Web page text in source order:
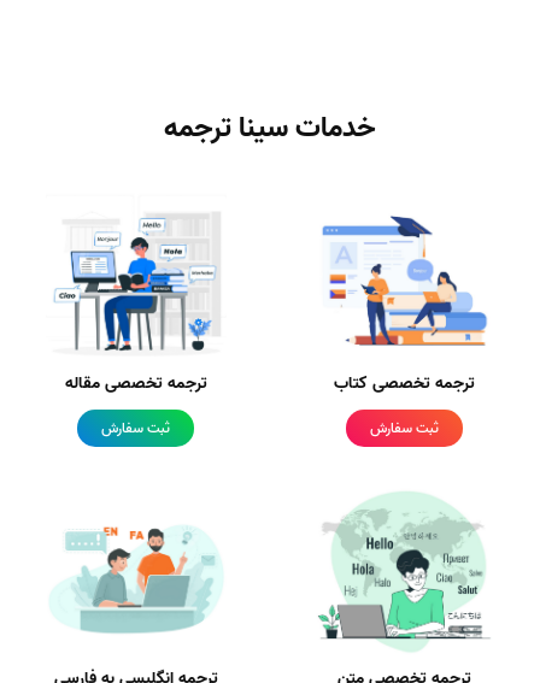
خدمات سینا ترجمه
ترجمه تخصصی کتاب
ثبت سفارش
ترجمه تخصصی مقاله
ثبت سفارش